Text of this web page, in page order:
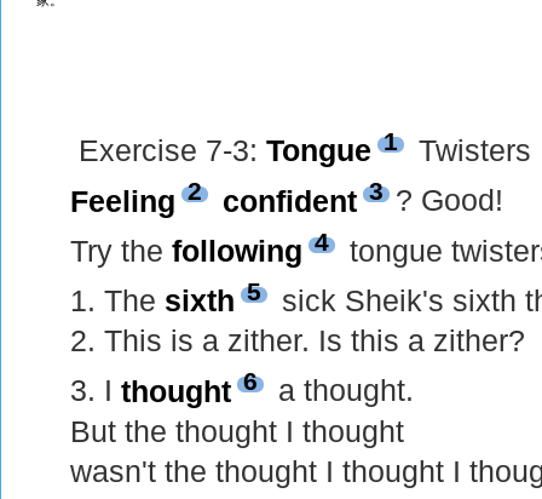
Exercise 7-3:Tongue 1
Twisters
Feeling 2 confident 3 ? Good!
Try thefollowing 4
tongue
1. The sixth 5
sick Sheik's sixth
2. This is a zither. Is this a zither?
3. Ithought 6
a thought.
But the thought I thought
wasn't the thought I thought I